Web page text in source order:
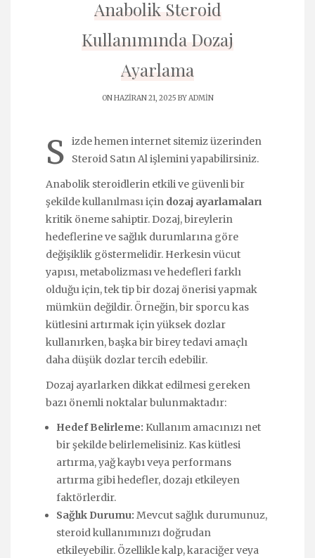
Anabolik Steroid
Kullanımında Dozaj
Ayarlama
ON HAZIRAN 21, 2025 BYADMIN
S
izde hemen internet sitemiz üzerinden
Steroid Satın Alişlemini yapabilirsiniz.
Anabolik steroidlerin etkili ve güvenli bir
şekilde kullanılması için dozaj ayarlamaları
kritik öneme sahiptir. Dozaj, bireylerin
hedeflerine ve sağlık durumlarına göre
değişiklik göstermelidir. Herkesin vücut
yapısı, metabolizması ve hedefleri farklı
olduğu için, tek tip bir dozaj önerisi yapmak
mümkün değildir. Örneğin, bir sporcu kas
kütlesini artırmak için yüksek dozlar
kullanırken, başka bir birey tedavi amaçlı
daha düşük dozlar tercih edebilir.
Dozaj ayarlarken dikkat edilmesi gereken
bazı önemli noktalar bulunmaktadır:
Hedef Belirleme: Kullanım amacınızı net
bir şekilde belirlemelisiniz. Kas kütlesi
artırma, yağ kaybı veya performans
artırma gibi hedefler, dozajı etkileyen
faktörlerdir.
Sağlık Durumu: Mevcut sağlık durumunuz,
steroid kullanımınızı doğrudan
etkileyebilir. Özellikle kalp, karaciğer veya